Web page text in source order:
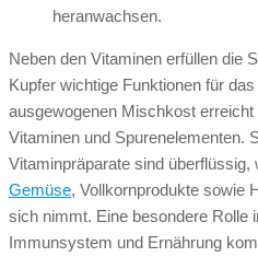
heranwachsen.
Neben den Vitaminen erfüllen die
Kupfer wichtige Funktionen für
ausgewogenen Mischkost
Vitaminen und Spurenelementen.
Vitaminpräparate sind überflüssig,
Gemüse, Vollkornprodukte sowie
sich nimmt. Eine besondere Rolle
Immunsystem und Ernährung